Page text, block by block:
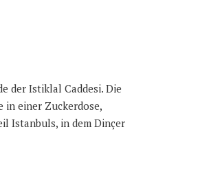
der Istiklal Caddesi. Die
in einer Zuckerdose,
Istanbuls, in dem Dinçer